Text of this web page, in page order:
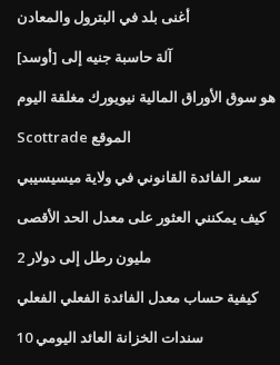
أغنى بلد في البترول والمعادن
آلة حاسبة جنيه إلى [أوسد]
هو سوق الأوراق المالية نيويورك مغلقة اليوم
Scottrade الموقع
سعر الفائدة القانوني في ولاية ميسيسيبي
كيف يمكنني العثور على معدل الحد الأقصى
2 مليون رطل إلى دولار
كيفية حساب معدل الفائدة الفعلي الفعلي
10 سندات الخزانة العائد اليومي